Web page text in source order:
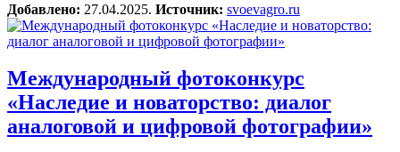
Добавлено: 27.04.2025. Источник: svoevagro.ru
Международный фотоконкурс
«Наследие и новаторство: диалог
аналоговой и цифровой фотографии»